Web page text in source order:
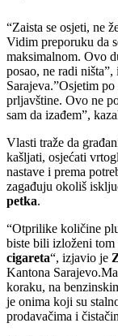
“Zaista se osjeti, ne
Vidim preporuku da
maksimalnom. Ovo
posao, ne radi
Sarajeva.”Osjetim
prljavštine. Ovo ne
sam da izađem”,
Vlasti traže da
kašljati, osjećati
nastave i prema
zagađuju okoliš
petka.
“Otprilike količine
biste bili izloženi tom
cigareta“, izjavio je
Kantona
koraku, na
je onima koji su
prodavačima i